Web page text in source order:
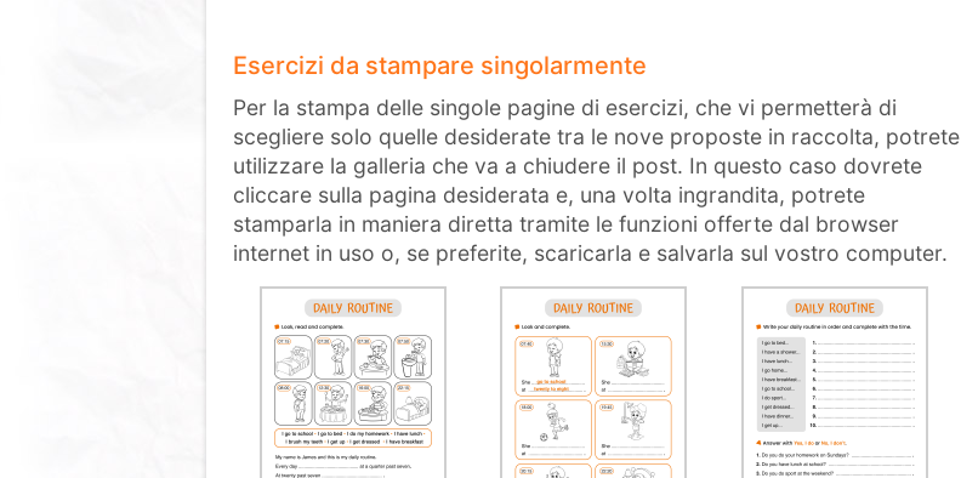
Esercizi da stampare singolarmente
Per la stampa delle singole pagine di esercizi, che vi permetterà di
scegliere solo quelle desiderate tra le nove proposte in raccolta, potrete
utilizzare la galleria che va a chiudere il post. In questo caso dovrete
cliccare sulla pagina desiderata e, una volta ingrandita, potrete
stamparla in maniera diretta tramite le funzioni offerte dal browser
internet in uso o, se preferite, scaricarla e salvarla sul vostro computer.